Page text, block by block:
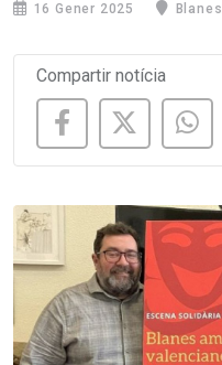
16 Gener 2025 Blanes
Compartir notícia